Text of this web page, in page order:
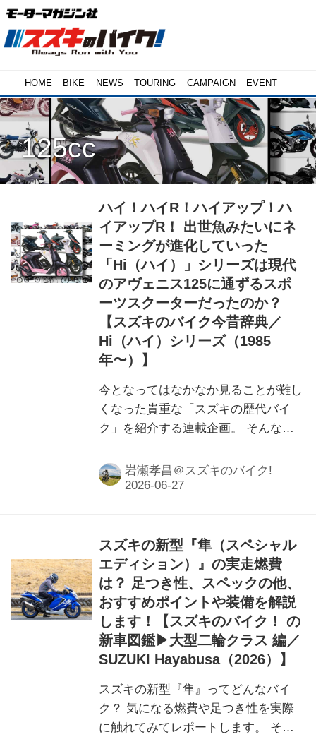
HOME BIKE NEWS TOURING CAMPAIGN EVENT
125cc
ハイ！ハイR！ハイアップ！ハ
イアップR！ 出世魚みたいにネ
ーミングが進化していった
「Hi（ハイ）」シリーズは現代
のアヴェニス125に通ずるスポ
ーツスクーターだったのか？
【スズキのバイク今昔辞典／
Hi（ハイ）シリーズ（1985
年〜）】
今となってはなかなか見ることが難し
くなった貴重な「スズキの歴代バイ
ク」を紹介する連載企画。 そんなス
もし「今のバイクに例えるなら…？」
と、編集部 岩瀬が独断と偏見で選ん
た2スト原付スクーター「Hi（ハ
イ）」シリーズの登場です。
岩瀬孝昌＠スズキのバイク!
スズキの新型『隼（スペシャル
エディション）』の実走燃費
は？ 足つき性、スペックの他、
おすすめポイントや装備を解説
します！【スズキのバイク！ の
新車図鑑▶大型二輪クラス 編／
SUZUKI Hayabusa（2026）】
スズキの新型『隼』ってどんなバイ
ク？ 気になる燃費や足つき性を実際
に触れてみてレポートします。 その